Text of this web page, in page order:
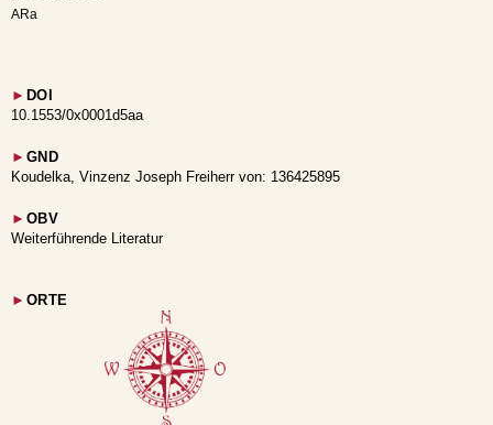
ARa
► DOI
10.1553/0x0001d5aa
► GND
Koudelka, Vinzenz Joseph Freiherr von: 136425895
► OBV
Weiterführende Literatur
► ORTE